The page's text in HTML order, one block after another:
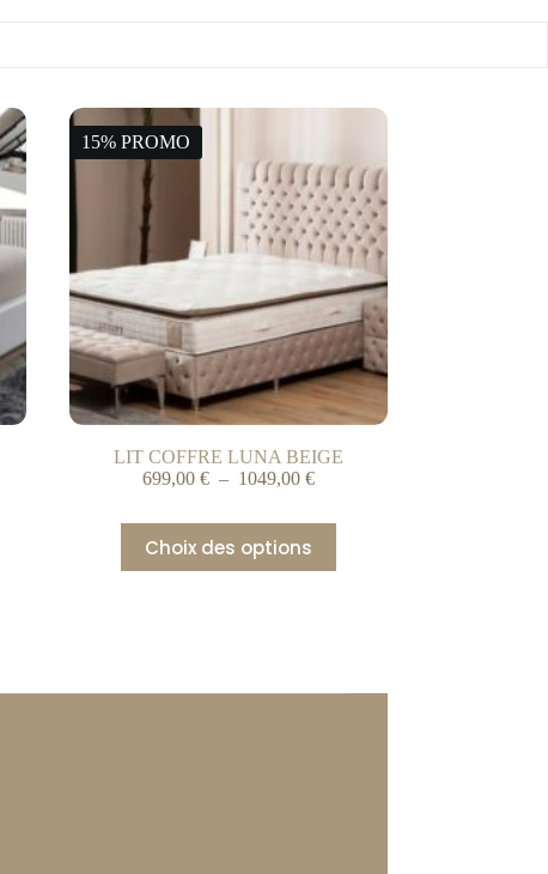
15% PROMO
LIT COFFRE LUNA BEIGE
699,00 € – 1049,00 €
Choix des options